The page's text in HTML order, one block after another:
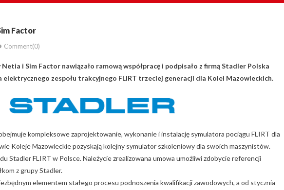
Factor
Comment(0)
i Sim Factor nawiązało ramową współpracę i podpisało z firmą Stadler Polska
zespołu trakcyjnego FLIRT trzeciej generacji dla Kolei Mazowieckich.
kompleksowe zaprojektowanie, wykonanie i instalację symulatora pociągu FLIRT dla
Koleje Mazowieckie pozyskają kolejny symulator szkoleniowy dla swoich maszynistów.
Stadler FLIRT w Polsce. Należycie zrealizowana umowa umożliwi zdobycie referencji
z grupy Stadler.
elementem stałego procesu podnoszenia kwalifikacji zawodowych, a od stycznia